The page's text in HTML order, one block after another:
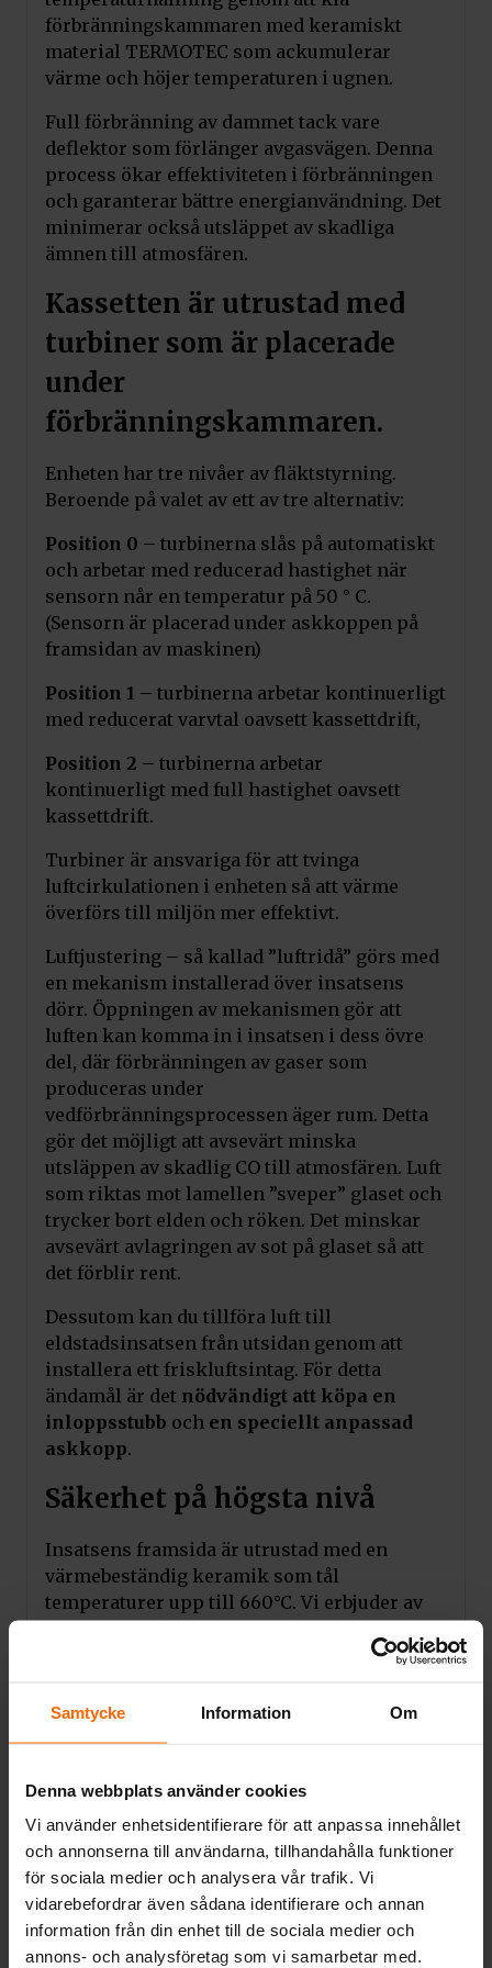
Samtycke Information Om
Denna webbplats använder cookies
Vi använder enhetsidentifierare för att anpassa innehållet
och annonserna till användarna, tillhandahålla funktioner
för sociala medier och analysera vår trafik. Vi
vidarebefordrar även sådana identifierare och annan
information från din enhet till de sociala medier och
annons- och analysföretag som vi samarbetar med.
Lägg till i varukorg
Anslutningsstos ARKE Ø180
Pris:1 390kr
Art.nr. KOLNIERZ/ARKE/180
förbränningskammaren med keramiskt
material TERMOTEC som ackumulerar
värme och höjer temperaturen i ugnen.
Full förbränning av dammet tack vare
deflektor som förlänger avgasvägen. Denna
process ökar effektiviteten i förbränningen
och garanterar bättre energianvändning. Det
minimerar också utsläppet av skadliga
ämnen till atmosfären.
Kassetten är utrustad med
turbiner som är placerade
under
förbränningskammaren.
Enheten har tre nivåer av fläktstyrning.
Beroende på valet av ett av tre alternativ:
Position 0 – turbinerna slås på automatiskt
och arbetar med reducerad hastighet när
sensorn når en temperatur på 50 ° C.
(Sensorn är placerad under askkoppen på
framsidan av maskinen)
Position 1 – turbinerna arbetar kontinuerligt
med reducerat varvtal oavsett kassettdrift,
Position 2 – turbinerna arbetar
kontinuerligt med full hastighet oavsett
kassettdrift.
Turbiner är ansvariga för att tvinga
luftcirkulationen i enheten så att värme
överförs till miljön mer effektivt.
Luftjustering – så kallad ”luftridå” görs med
en mekanism installerad över insatsens
dörr. Öppningen av mekanismen gör att
luften kan komma in i insatsen i dess övre
del, där förbränningen av gaser som
produceras under
vedförbränningsprocessen äger rum. Detta
gör det möjligt att avsevärt minska
utsläppen av skadlig CO till atmosfären. Luft
som riktas mot lamellen ”sveper” glaset och
trycker bort elden och röken. Det minskar
avsevärt avlagringen av sot på glaset så att
det förblir rent.
Dessutom kan du tillföra luft till
eldstadsinsatsen från utsidan genom att
installera ett friskluftsintag. För detta
ändamål är det nödvändigt att köpa en
inloppsstubb och en speciellt anpassad
askkopp.
Säkerhet på högsta nivå
Insatsens framsida är utrustad med en
värmebeständig keramik som tål
temperaturer upp till 660°C. Vi erbjuder av
Insatsens kropp och framsida är resistenta
användning av högkvalitativt stål.
Stålelement laserskärs med hjälp av modern
utrustning, och sedan böjs de på CNC-
bockare.
Det är lättare att hålla insatsen ren tack vare
det monterade askgallret och behållaren där
aska samlas. Minskad sotavlagring genom